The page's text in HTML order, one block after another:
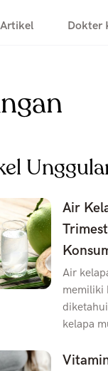
Artikel Dokter
Air
Air
memiliki
kelapa